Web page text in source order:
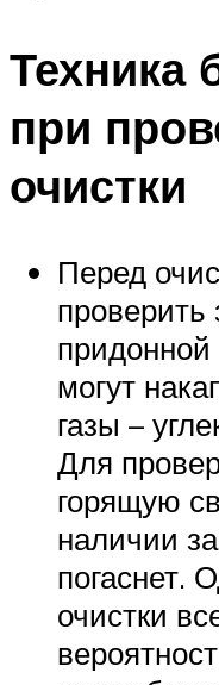
Техника
при
очистки
Перед
проверить
придонной
могут
газы –
Для
горящую
наличии
погаснет.
очистки